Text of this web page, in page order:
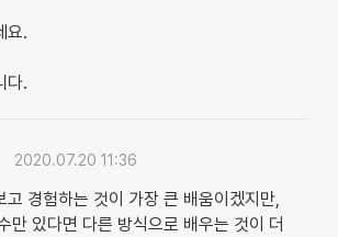
요.
다.
2020.07.20 11:36
고 경험하는 것이 가장 큰 배움이겠지만,
만 있다면 다른 방식으로 배우는 것이 더